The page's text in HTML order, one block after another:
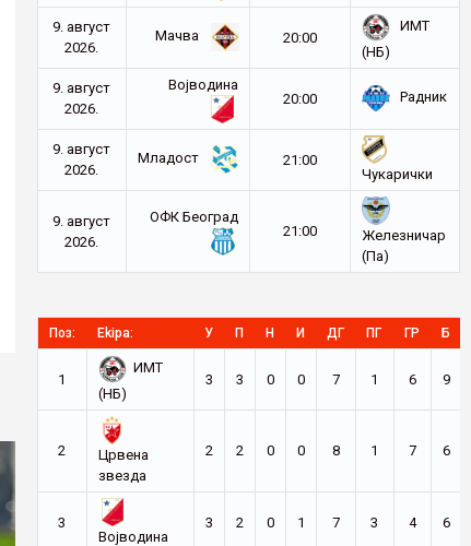
9. август
2026.
Мачва 20:00
ИМТ
(НБ)
9. август
2026.
Војводина
20:00
Радник
9. август
2026.
Младост
21:00
Чукарички
9. август
2026.
ОФК Београд
21:00
Железничар
(Па)
Поз: Ekipa: У П Н И ДГ ПГ ГР Б
1
ИМТ
(НБ)
3 3 0 0 7 1 6 9
2
Црвена
звезда
2 2 0 0 8 1 7 6
3
Војводина
3 2 0 1 7 3 4 6